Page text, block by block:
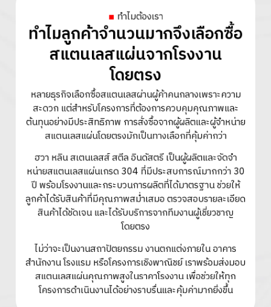
ทำไมต้องเรา
ทำไมลูกค้าจำนวนมากจึงเลือกซื้อ
สแตนเลสแผ่นจากโรงงาน
โดยตรง
หลายธุรกิจเลือกซื้อสแตนเลสผ่านผู้ค้าคนกลางเพราะความ
สะดวก แต่สำหรับโครงการที่ต้องการควบคุมคุณภาพและ
ต้นทุนอย่างมีประสิทธิภาพ การสั่งซื้อจากผู้ผลิตและผู้จำหน่าย
สแตนเลสแผ่นโดยตรงมักเป็นทางเลือกที่คุ้มค่ากว่า
ฮวา หลิน สเตนเลสส์ สตีล อินดัสตรี เป็นผู้ผลิตและจัดจำ
หน่ายสแตนเลสแผ่นเกรด 304 ที่มีประสบการณ์มากกว่า 30
ปี พร้อมโรงงานและกระบวนการผลิตที่ได้มาตรฐาน ช่วยให้
ลูกค้าได้รับสินค้าที่มีคุณภาพสม่ำเสมอ ตรวจสอบรายละเอียด
สินค้าได้ชัดเจน และได้รับบริการจากทีมงานผู้เชี่ยวชาญ
โดยตรง
ไม่ว่าจะเป็นงานสถาปัตยกรรม งานตกแต่งภายใน อาคาร
สำนักงาน โรงแรม หรือโครงการเชิงพาณิชย์ เราพร้อมส่งมอบ
สแตนเลสแผ่นคุณภาพสูงในราคาโรงงาน เพื่อช่วยให้ทุก
โครงการดำเนินงานได้อย่างราบรื่นและคุ้มค่ามากยิ่งขึ้น